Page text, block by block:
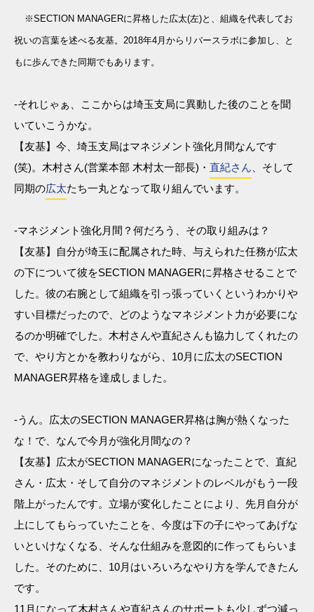
※SECTION MANAGERに昇格した広太(左)と、組織を代表してお
祝いの言葉を述べる友基。2018年4月からリバースラボに参加し、と
もに歩んできた同期でもあります。
-それじゃぁ、ここからは埼玉支局に異動した後のことを聞
いていこうかな。
【友基】今、埼玉支局はマネジメント強化月間なんです
(笑)。木村さん(営業本部 木村太一部長)・ 直紀さん 、そして
同期の広太たち一丸となって取り組んでいます。
-マネジメント強化月間？何だろう、その取り組みは？
【友基】自分が埼玉に配属された時、与えられた任務が広太
の下について彼をSECTION MANAGERに昇格させることで
した。彼の右腕として組織を引っ張っていくというわかりや
すい目標だったので、どのようなマネジメント力が必要にな
るのか明確でした。木村さんや直紀さんも協力してくれたの
で、やり方とかを教わりながら、10月に広太のSECTION
MANAGER昇格を達成しました。
-うん。広太のSECTION MANAGER昇格は胸が熱くなった
な！で、なんで今月が強化月間なの？
【友基】広太がSECTION MANAGERになったことで、直紀
さん・広太・そして自分のマネジメントのレベルがもう一段
階上がったんです。立場が変化したことにより、先月自分が
上にしてもらっていたことを、今度は下の子にやってあげな
いといけなくなる、そんな仕組みを意図的に作ってもらいま
した。そのために、10月はいろいろなやり方を学んできたん
です。
11月になって木村さんや直紀さんのサポートも少しずつ減っ